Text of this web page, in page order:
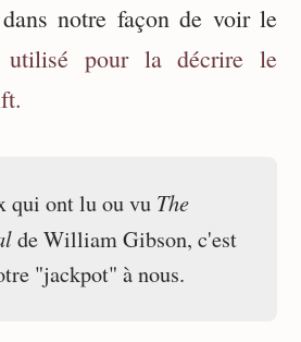
notre façon de voir le
utilisé pour la décrire le
qui ont lu ou vu The
de William Gibson, c'est
"jackpot" à nous.